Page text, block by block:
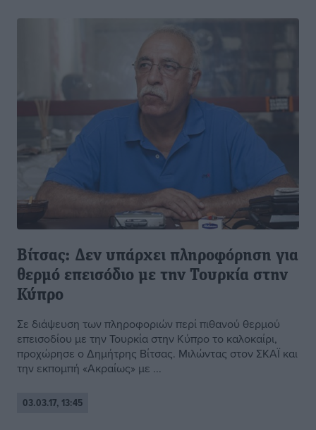
Βίτσας: Δεν υπάρχει πληροφόρηση για
θερμό επεισόδιο με την Τουρκία στην
Κύπρο
Σε διάψευση των πληροφοριών περί πιθανού θερμού
επεισοδίου με την Τουρκία στην Κύπρο το καλοκαίρι,
προχώρησε ο Δημήτρης Βίτσας. Μιλώντας στον ΣΚΑΪ και
την εκπομπή «Ακραίως» με ...
03.03.17, 13:45